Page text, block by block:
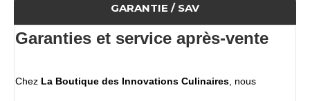
Silhouette + socle vendus à l'unité (1 feutre inclus)
GARANTIE / SAV
Garanties et service après-vente
Chez La Boutique des Innovations Culinaires , nous